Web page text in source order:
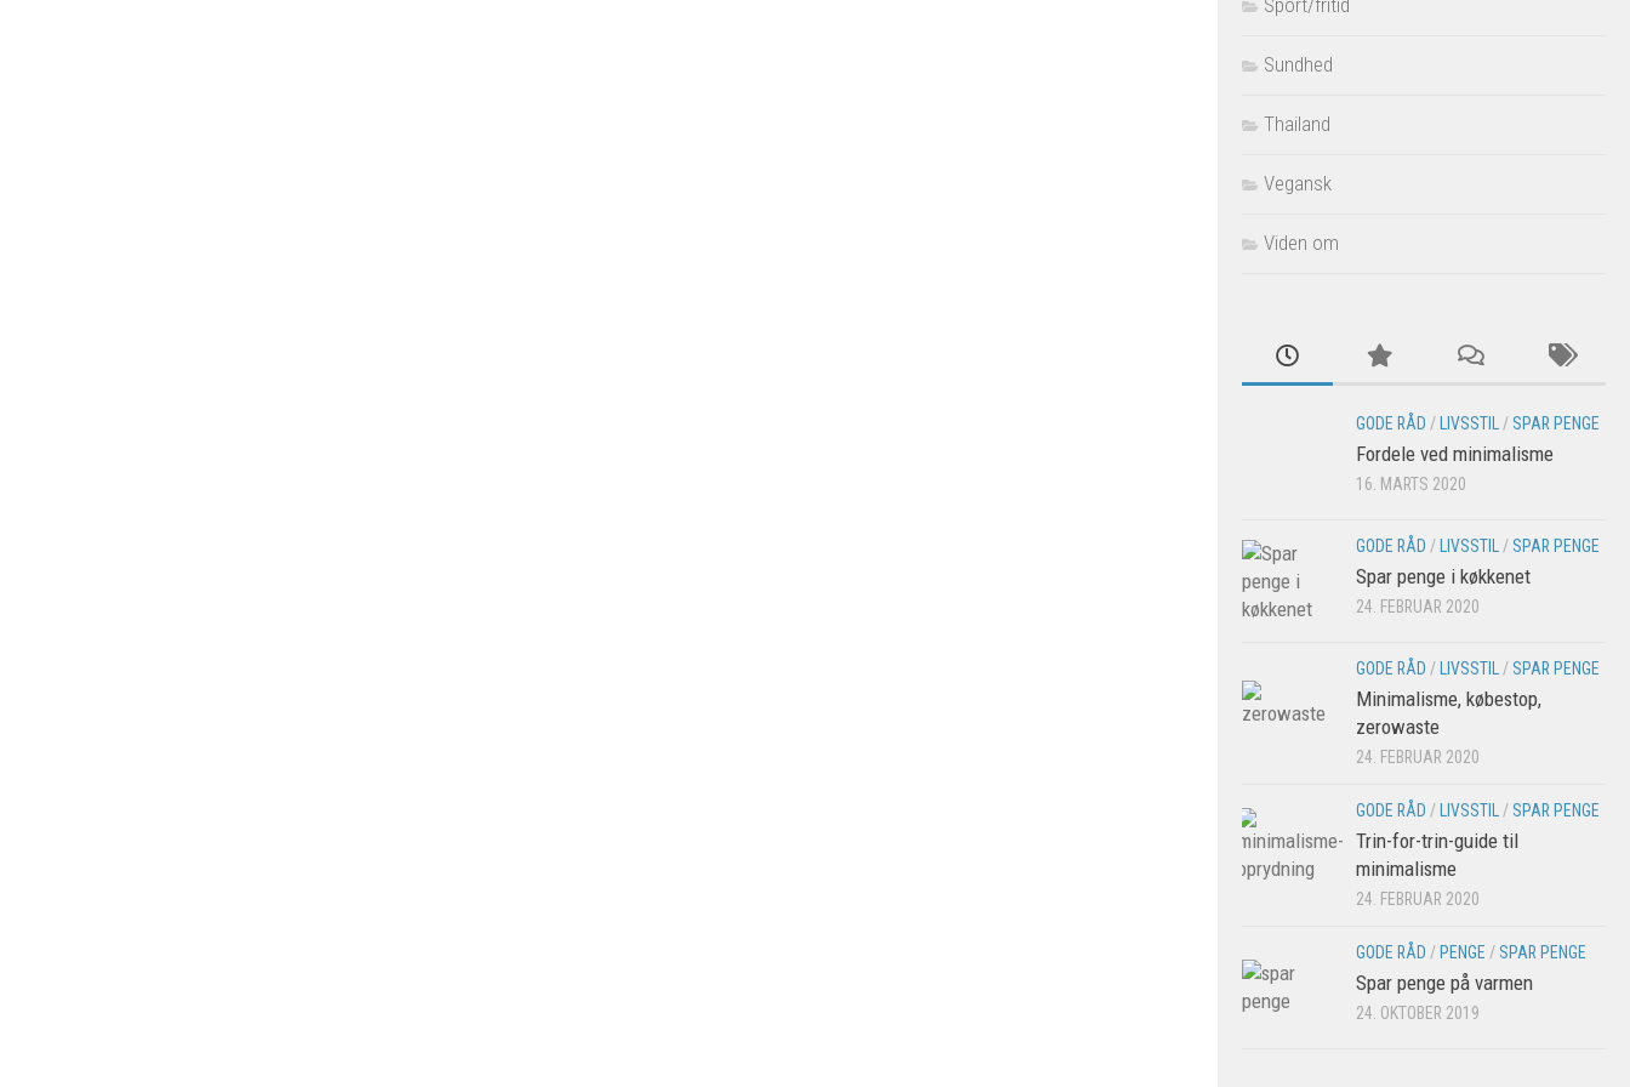
Sport/fritid
Sundhed
Thailand
Vegansk
Viden om
GODE RÅD / LIVSSTIL / SPAR PENGE
Fordele ved minimalisme
16. MARTS 2020
GODE RÅD / LIVSSTIL / SPAR PENGE
Spar penge i køkkenet
24. FEBRUAR 2020
GODE RÅD / LIVSSTIL / SPAR PENGE
Minimalisme, købestop,
zerowaste
24. FEBRUAR 2020
GODE RÅD / LIVSSTIL / SPAR PENGE
Trin-for-trin-guide til
minimalisme
24. FEBRUAR 2020
GODE RÅD / PENGE / SPAR PENGE
Spar penge på varmen
24. OKTOBER 2019